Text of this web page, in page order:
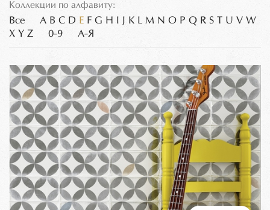
Коллекции по алфавиту:
Все A B C D E F G H J K L M N O P Q R S T U V W
X Y Z 0-9 А-Я